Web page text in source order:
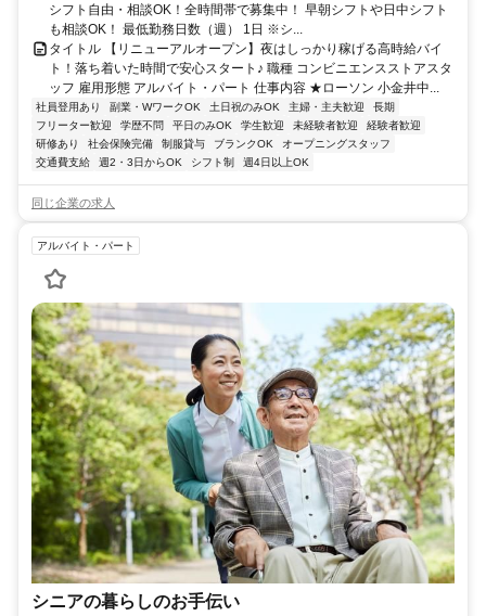
シフト自由・相談OK！全時間帯で募集中！ 早朝シフトや日中シフト
も相談OK！ 最低勤務日数（週） 1日 ※シ...
タイトル 【リニューアルオープン】夜はしっかり稼げる高時給バイ
ト！落ち着いた時間で安心スタート♪ 職種 コンビニエンスストアスタ
ッフ 雇用形態 アルバイト・パート 仕事内容 ★ローソン 小金井中...
社員登用あり 副業・WワークOK 土日祝のみOK 主婦・主夫歓迎
長期
フリーター歓迎
学歴不問 平日のみOK 学生歓迎 未経験者歓迎
経験者歓迎
研修あり
社会保険完備 制服貸与 ブランクOK
オープニングスタッフ
交通費支給
週2・3日からOK シフト制 週4日以上OK
同じ企業の求人
アルバイト・パート
シニアの暮らしのお手伝い